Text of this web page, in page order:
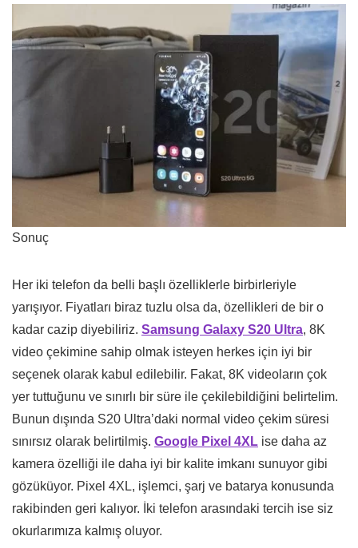
Sonuç
Her iki telefon da belli başlı özelliklerle birbirleriyle
yarışıyor. Fiyatları biraz tuzlu olsa da, özellikleri de bir o
kadar cazip diyebiliriz. Samsung Galaxy S20 Ultra, 8K
video çekimine sahip olmak isteyen herkes için iyi bir
seçenek olarak kabul edilebilir. Fakat, 8K videoların çok
yer tuttuğunu ve sınırlı bir süre ile çekilebildiğini belirtelim.
Bunun dışında S20 Ultra’daki normal video çekim süresi
sınırsız olarak belirtilmiş. Google Pixel 4XL ise daha az
kamera özelliği ile daha iyi bir kalite imkanı sunuyor gibi
gözüküyor. Pixel 4XL, işlemci, şarj ve batarya konusunda
rakibinden geri kalıyor. İki telefon arasındaki tercih ise siz
okurlarımıza kalmış oluyor.